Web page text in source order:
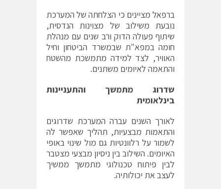
ברפאל מציינים כי הצלחתה של המערכת
נובעת משילוב של מצוינות הנדסית,
שיתוף פעולה הדוק ורב שנים עם מנהלת
חומה במפא"ת שבמשרד הביטחון וחיל
האוויר, לצד למידה מתמשכת מהשטח
והתאמה לאיומים משתנים.
שדרוג מתמשך והתעניינות
בינלאומית
לאורך השנים עברה המערכת שדרוגים
והתאמות מבצעיות, תהליך שאפשר לה
לשמור על רלוונטיות גם מול שינוי באופי
האיומים. השילוב בין ניסיון מבצעי מצטבר
לבין פיתוח טכנולוגי מתמשך ממשיך
לעצב את יכולותיה.